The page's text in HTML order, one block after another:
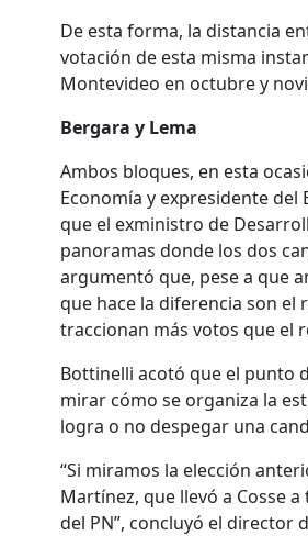
De esta forma, la distancia
votación de esta misma
Montevideo en octubre y
Bergara y Lema
Ambos bloques, en esta
Economía y expresidente del
que el exministro de
panoramas donde los dos
argumentó que, pese a que
que hace la diferencia son el
traccionan más votos que el
Bottinelli acotó que el punto
mirar cómo se organiza la
logra o no despegar una
“Si miramos la elección
Martínez, que llevó a Cosse
del PN”, concluyó el director